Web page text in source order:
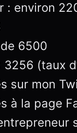
: environ
6500
(taux
sur mon
à la page